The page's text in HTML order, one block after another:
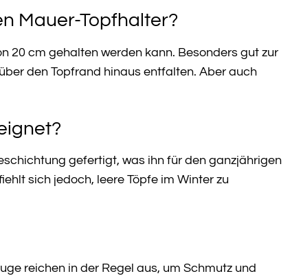
Mauer-Topfhalter?
20 cm gehalten werden kann. Besonders gut zur
den Topfrand hinaus entfalten. Aber auch
gefertigt, was ihn für den ganzjährigen
sich jedoch, leere Töpfe im Winter zu
reichen in der Regel aus, um Schmutz und